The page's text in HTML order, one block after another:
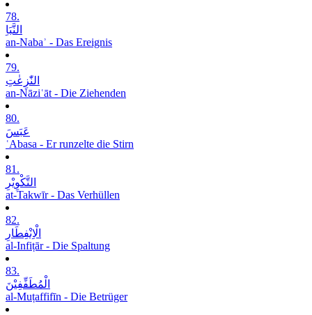
78.
النَّبَاِ
an-Nabaʾ - Das Ereignis
79.
النّٰزِعٰتِ
an-Nāziʿāt - Die Ziehenden
80.
عَبَسَ
ʿAbasa - Er runzelte die Stirn
81.
التَّکْوِیْرِ
at-Takwīr - Das Verhüllen
82.
الْاِنْفِطَارِ
al-Infiṭār - Die Spaltung
83.
الْمُطَفِّفِیْنَ
al-Muṭaffifīn - Die Betrüger